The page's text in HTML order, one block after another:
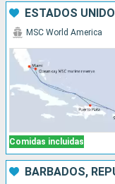
Comidas incluidas
MSC World America
BARBADOS,